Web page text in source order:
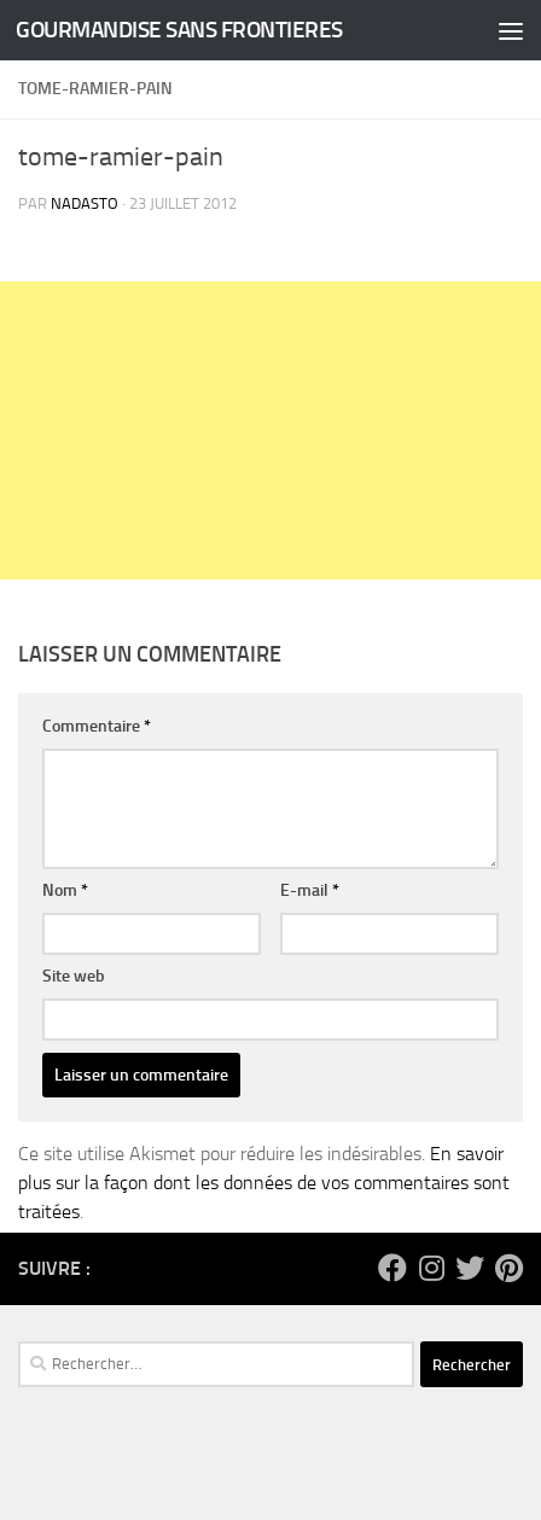
Skip to content
GOURMANDISE SANS FRONTIERES
TOME-RAMIER-PAIN
tome-ramier-pain
PAR NADASTO · 23 JUILLET 2012
LAISSER UN COMMENTAIRE
Commentaire*
Nom * E-mail *
Site web
Ce site utilise Akismet pour réduire les indésirables. En savoir
plus sur la façon dont les données de vos commentaires sont
traitées.
SUIVRE :
Rechercher :